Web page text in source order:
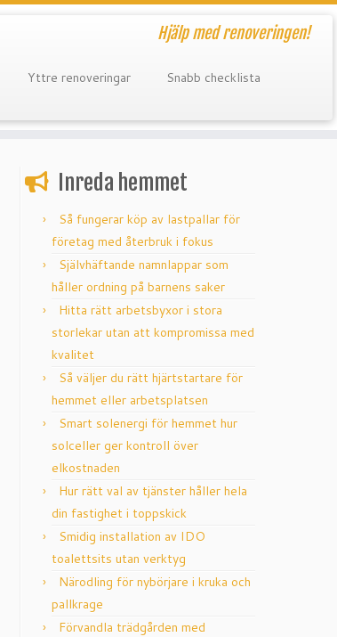
Hjälp med renoveringen!
Yttre renoveringar
Snabb checklista
Inreda hemmet
Så fungerar köp av lastpallar för
företag med återbruk i fokus
Självhäftande namnlappar som
håller ordning på barnens saker
Hitta rätt arbetsbyxor i stora
storlekar utan att kompromissa med
kvalitet
Så väljer du rätt hjärtstartare för
hemmet eller arbetsplatsen
Smart solenergi för hemmet hur
solceller ger kontroll över
elkostnaden
Hur rätt val av tjänster håller hela
din fastighet i toppskick
Smidig installation av IDO
toalettsits utan verktyg
Närodling för nybörjare i kruka och
pallkrage
Förvandla trädgården med